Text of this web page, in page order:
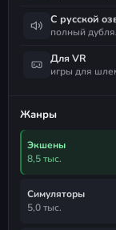
С русской
полный
Для VR
игры для
Жанры
Экшены
8,5 тыс.
Симуляторы
5,0 тыс.